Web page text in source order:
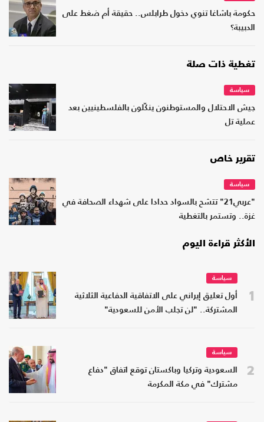
حكومة باشاغا تنوي دخول طرابلس.. حقيقة أم ضغط على
الدبيبة؟
تغطية ذات صلة
سياسة
جيش الاحتلال والمستوطنون ينكّلون بالفلسطينيين بعد
عملية تل
تقرير خاص
سياسة
"عربي21" تتشح بالسواد حدادا على شهداء الصحافة في
غزة.. وتستمر بالتغطية
الأكثر قراءة اليوم
1
سياسة
أول تعليق إيراني على الاتفاقية الدفاعية الثلاثية
المشتركة.. "لن تجلب الأمن للسعودية"
2
سياسة
السعودية وتركيا وباكستان توقع اتفاق "دفاع
مشترك" في مكة المكرمة